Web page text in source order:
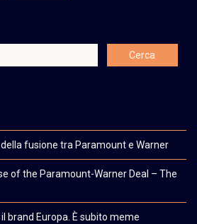
fusione tra Paramount e Warner
of the Paramount-Warner Deal – The
brand Europa. È subito meme